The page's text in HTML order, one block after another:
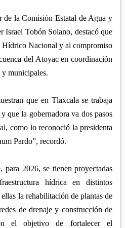
de la Comisión Estatal de Agua y
Israel Tobón Solano, destacó que
Hídrico Nacional y al compromiso
del Atoyac en coordinación
y municipales.
que en Tlaxcala se trabaja
que la gobernadora va dos pasos
como lo reconoció la presidenta
Pardo”, recordó.
para 2026, se tienen proyectadas
hídrica en distintos
la rehabilitación de plantas de
de drenaje y construcción de
el objetivo de fortalecer el